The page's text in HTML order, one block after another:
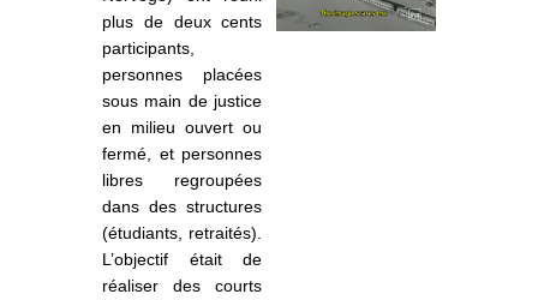
plus de deux cents
participants,
personnes placées
sous main de justice
en milieu ouvert ou
fermé, et personnes
libres regroupées
dans des structures
(étudiants, retraités).
L’objectif était de
réaliser des courts